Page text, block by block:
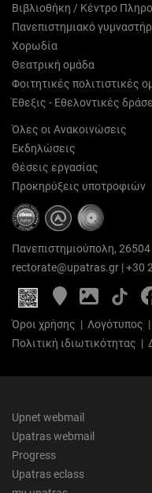
Βιβλιοθήκη / Κέντρο
Πανεπιστημιακό
Χορωδία
Θεατρική ομάδα
Φοιτητικές πολιτιστικές
Έθεξις - Εθελοντικές
Όλες οι Ανακοινώσεις
Εκδηλώσεις
Θέσεις εργασίας
Προκηρύξεις υποτροφιών
Πανεπιστημιούπολη, 26504
rectorate@upatras.gr |+30
Google
Maps
Photo
Gallery
Όροι χρήσης | Λογότυπος |
Πολιτική ιδιωτικότητας |
Upnet webmail
Upatras webmail
Progress
Upatras eclass